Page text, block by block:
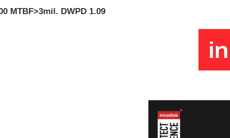
MTBF>3mil. DWPD 1.09